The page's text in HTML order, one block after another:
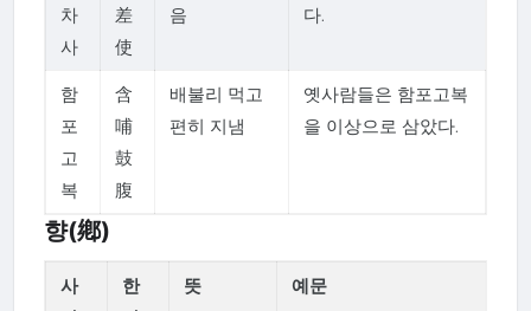
차
사
差
使
음
다.
함
포
고
복
含
哺
鼓
腹
배불리 먹고
편히 지냄
옛사람들은 함포고복
을 이상으로 삼았다.
향(鄕)
사
한
뜻 예문